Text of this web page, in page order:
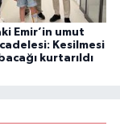
Emir’in umut
Kesilmesi
kurtarıldı